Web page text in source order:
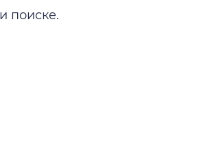
поиске.